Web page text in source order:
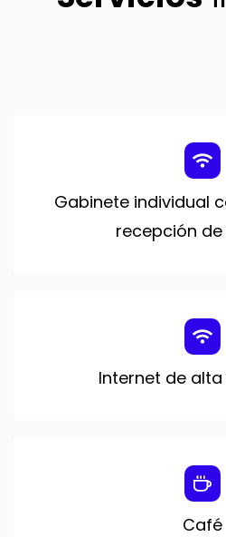
Gabinete individual
recepción
Internet de
Café